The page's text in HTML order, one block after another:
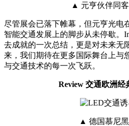
▲ 元亨伙伴同
尽管展会已落下帷幕，但元亨光电
智能交通发展上的脚步从未停歇。
去成就的一次总结，更是对未来无
来，我们期待在更多国际舞台上与
与交通技术的每一次飞跃。
Review 交通欧洲经
▲ 德国慕尼